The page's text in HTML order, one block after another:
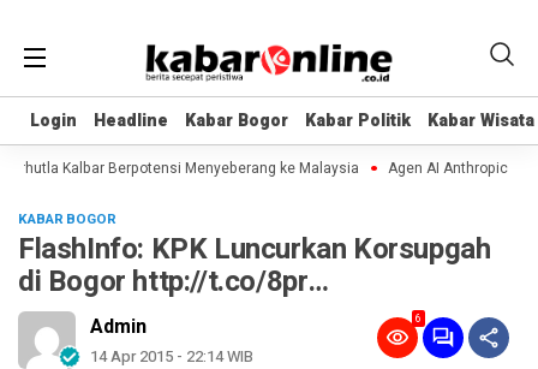
Login Headline Kabar Bogor Kabar Politik Kabar Wisata
Login Headline Kabar Bogor Kabar Politik Kabar Wisata
Kalbar Berpotensi Menyeberang ke Malaysia Agen AI Anthropic dan
KABAR BOGOR
FlashInfo: KPK Luncurkan Korsupgah
di Bogor http://t.co/8pr…
Admin
14 Apr 2015 - 22:14 WIB
6